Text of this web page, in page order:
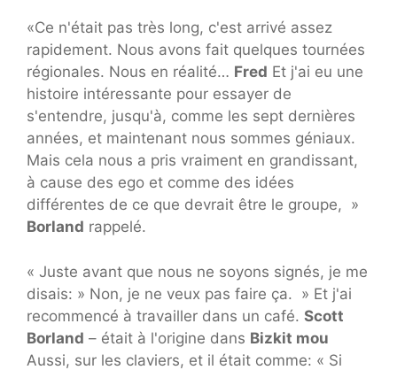
«Ce n'était pas très long, c'est arrivé assez
rapidement. Nous avons fait quelques tournées
régionales. Nous en réalité… Fred Et j'ai eu une
histoire intéressante pour essayer de
s'entendre, jusqu'à, comme les sept dernières
années, et maintenant nous sommes géniaux.
Mais cela nous a pris vraiment en grandissant,
à cause des ego et comme des idées
différentes de ce que devrait être le groupe, »
Borland rappelé.
« Juste avant que nous ne soyons signés, je me
disais: » Non, je ne veux pas faire ça. » Et j'ai
recommencé à travailler dans un café. Scott
Borland – était à l'origine dans Bizkit mou
Aussi, sur les claviers, et il était comme: « Si